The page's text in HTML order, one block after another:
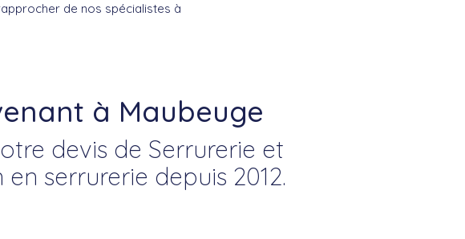
de nos spécialistes à
à Maubeuge
devis de Serrurerie et
serrurerie depuis 2012.